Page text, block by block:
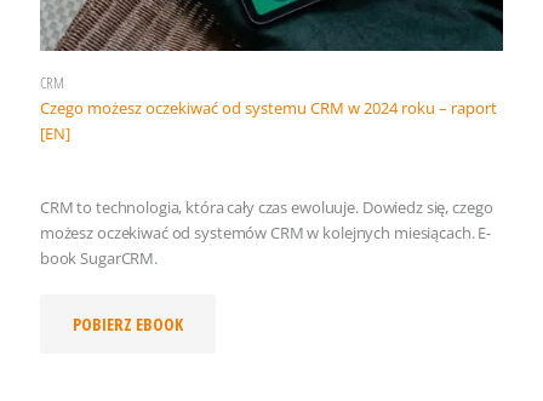
CRM
Czego możesz oczekiwać od systemu CRM w 2024 roku – raport
[EN]
CRM to technologia, która cały czas ewoluuje. Dowiedz się, czego
możesz oczekiwać od systemów CRM w kolejnych miesiącach. E-
book SugarCRM.
POBIERZ EBOOK